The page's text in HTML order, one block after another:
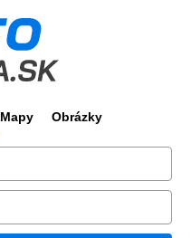
Mapy Obrázky